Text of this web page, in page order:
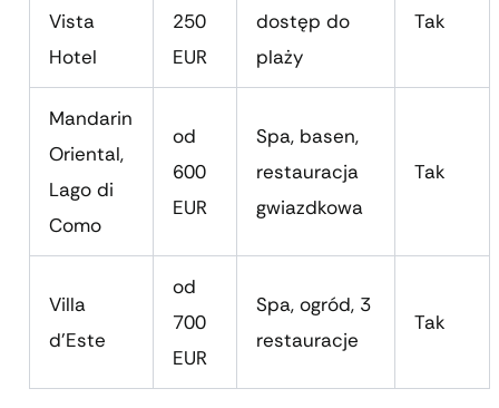
Vista
Hotel
250
EUR
dostęp do
plaży
Tak
Mandarin
Oriental,
Lago di
Como
od
600
EUR
Spa, basen,
restauracja
gwiazdkowa
Tak
Villa
d’Este
od
700
EUR
Spa, ogród, 3
restauracje
Tak